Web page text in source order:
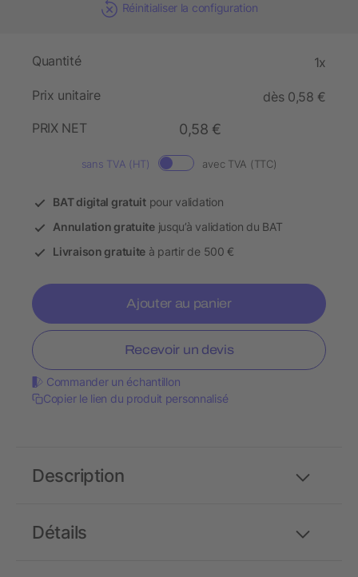
Réinitialiser la configuration
Quantité 1x
Prix unitaire
dès 0,58 €
PRIX NET
0,58 €
sans TVA (HT) avec TVA (TTC)
BAT digital gratuitpour validation
Annulation gratuitejusqu’à validation du BAT
Livraison gratuite à partir de 500 €
Ajouter au panier
Recevoir un devis
Commander un échantillon
Copier le lien du produit personnalisé
Détails
Description